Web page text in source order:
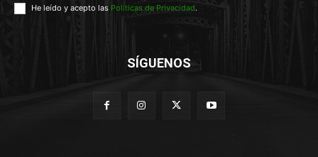
He leído y acepto las Políticas de Privacidad.
SÍGUENOS